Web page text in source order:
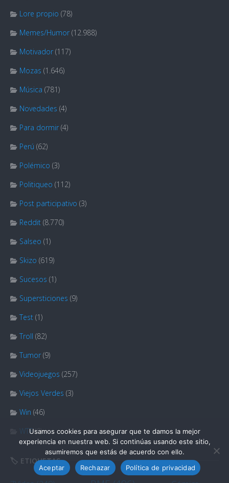
Lore propio (78)
Memes/Humor (12.988)
Motivador (117)
Mozas (1.646)
Música (781)
Novedades (4)
Para dormir (4)
Perú (62)
Polémico (3)
Politiqueo (112)
Post participativo (3)
Reddit (8.770)
Salseo (1)
Skizo (619)
Sucesos (1)
Supersticiones (9)
Test (1)
Troll (82)
Tumor (9)
Videojuegos (257)
Viejos Verdes (3)
Win (46)
WTF(6)
🏷️ ETIQUETAS
Usamos cookies para asegurar que te damos la mejor
experiencia en nuestra web. Si continúas usando este sitio,
asumiremos que estás de acuerdo con ello.
Aceptar
Rechazar Política de privacidad